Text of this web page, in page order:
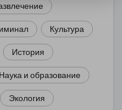
Культура
История
Наука и образование
Экология